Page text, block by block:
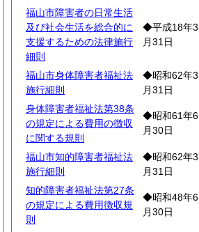
福山市障害者の日常生活
及び社会生活を総合的に
支援するための法律施行
細則
◆平成18年3
月31日
福山市身体障害者福祉法
施行細則
◆昭和62年3
月31日
身体障害者福祉法第38条
の規定による費用の徴収
に関する規則
◆昭和61年6
月30日
福山市知的障害者福祉法
施行細則
◆昭和62年3
月31日
知的障害者福祉法第27条
の規定による費用徴収規
則
◆昭和48年6
月30日